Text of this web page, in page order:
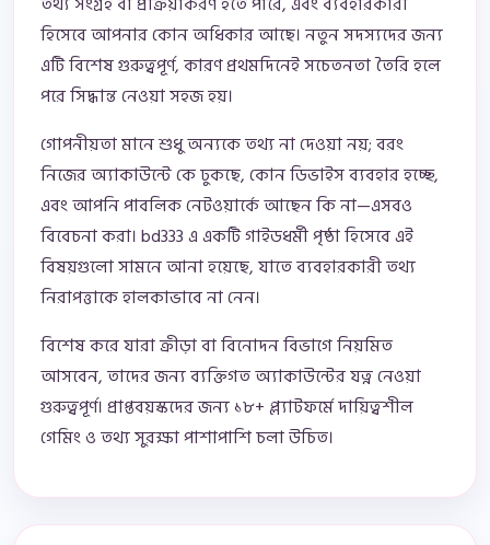
হিসেবে আপনার কোন অধিকার আছে। নতুন সদস্যদের জন্য
এটি বিশেষ গুরুত্বপূর্ণ, কারণ প্রথমদিনেই সচেতনতা তৈরি হলে
পরে সিদ্ধান্ত নেওয়া সহজ হয়।
গোপনীয়তা মানে শুধু অন্যকে তথ্য না দেওয়া নয়; বরং
নিজের অ্যাকাউন্টে কে ঢুকছে, কোন ডিভাইস ব্যবহার হচ্ছে,
এবং আপনি পাবলিক নেটওয়ার্কে আছেন কি না—এসবও
বিবেচনা করা। bd333 এ একটি গাইডধর্মী পৃষ্ঠা হিসেবে এই
বিষয়গুলো সামনে আনা হয়েছে, যাতে ব্যবহারকারী তথ্য
নিরাপত্তাকে হালকাভাবে না নেন।
বিশেষ করে যারা ক্রীড়া বা বিনোদন বিভাগে নিয়মিত
আসবেন, তাদের জন্য ব্যক্তিগত অ্যাকাউন্টের যত্ন নেওয়া
গুরুত্বপূর্ণ। প্রাপ্তবয়স্কদের জন্য ১৮+ প্ল্যাটফর্মে দায়িত্বশীল
গেমিং ও তথ্য সুরক্ষা পাশাপাশি চলা উচিত।